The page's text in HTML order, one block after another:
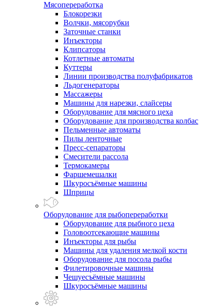
Мясопереработка
Блокорезки
Волчки, мясорубки
Заточные станки
Инъекторы
Клипсаторы
Котлетные автоматы
Куттеры
Линии производства полуфабрикатов
Льдогенераторы
Массажеры
Машины для нарезки, слайсеры
Оборудование для мясного цеха
Оборудование для производства колбас
Пельменные автоматы
Пилы ленточные
Пресс-сепараторы
Смесители рассола
Термокамеры
Фаршемешалки
Шкуросъёмные машины
Шприцы
Оборудование для рыбопереработки
Оборудование для рыбного цеха
Головоотсекающие машины
Инъекторы для рыбы
Машины для удаления мелкой кости
Оборудование для посола рыбы
Филетировочные машины
Чешуесъёмные машины
Шкуросъёмные машины